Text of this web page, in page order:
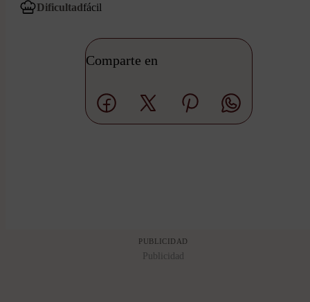
Dificultadfácil
Comparte en
PUBLICIDAD
Publicidad